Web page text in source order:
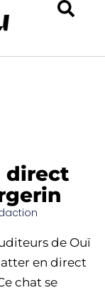
direct
de Ouï
en direct
chat se